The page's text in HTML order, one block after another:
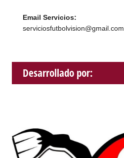
Email Servicios:
serviciosfutbolvision@gmail.com
Desarrollado por: